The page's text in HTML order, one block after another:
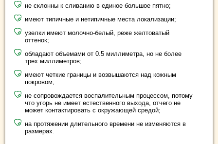
не склонны к сливанию в единое большое пятно;
имеют типичные и нетипичные места локализации;
узелки имеют молочно-белый, реже желтоватый
оттенок;
обладают объемами от 0.5 миллиметра, но не более
трех миллиметров;
имеют четкие границы и возвышаются над кожным
покровом;
не сопровождается воспалительным процессом, потому
что угорь не имеет естественного выхода, отчего не
может контактировать с окружающей средой;
на протяжении длительного времени не изменяются в
размерах.